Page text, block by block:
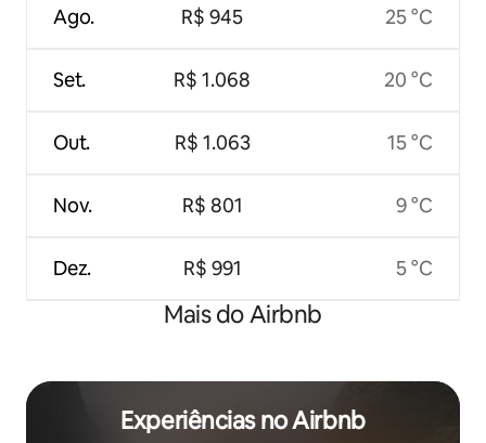
Ago.
Set.
Out.
Nov.
Dez.
R$ 945
R$ 1.068
R$ 1.063
R$ 801
R$ 991
25 °C
20 °C
15 °C
9 °C
5 °C
Mais do Airbnb
Experiências no Airbnb